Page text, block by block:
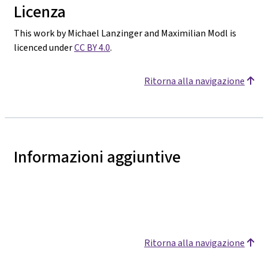
Licenza
This work by Michael Lanzinger and Maximilian Modl is
licenced underCC BY 4.0.
Ritorna alla navigazione
Informazioni aggiuntive
Ritorna alla navigazione